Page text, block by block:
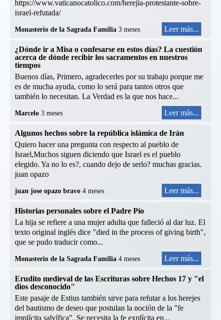
https://www.vaticanocatolico.com/herejia-protestante-sobre-
israel-refutada/
Monasterio de la Sagrada Familia 3 meses Leer más...
¿Dónde ir a Misa o confesarse en estos días? La cuestión
acerca de dónde recibir los sacramentos en nuestros
tiempos
Buenos días, Primero, agradecerles por su trabajo porque me
es de mucha ayuda, como lo será para tantos otros que
también lo necesitan. La Verdad es la que nos hace...
Marcelo 3 meses Leer más...
Algunos hechos sobre la república islámica de Irán
Quiero hacer una pregunta con respecto al pueblo de
Israel,Muchos siguen diciendo que Israel es el pueblo
elegido. Ya no lo es?, cuando dejo de serlo? muchas gracias.
juan opazo
juan jose opazo bravo 4 meses Leer más...
Historias personales sobre el Padre Pío
La hija se refiere a una mujer adulta que falleció al dar luz. El
texto original inglés dice "died in the process of giving birth",
que se pudo traducir como...
Monasterio de la Sagrada Familia 4 meses Leer más...
Erudito medieval de las Escrituras sobre Hechos 17 y "el
dios desconocido"
Este pasaje de Estius también sirve para refutar a los herejes
del bautismo de deseo que postulan la noción de la "fe
implícita salvífica". Se necesita la fe explícita en...